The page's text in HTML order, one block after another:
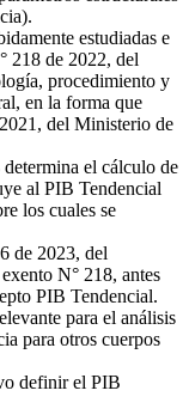
estudiadas e
218 de 2022, del
procedimiento y
en la forma que
del Ministerio de
el cálculo de
al PIB Tendencial
los cuales se
de 2023, del
N° 218, antes
PIB Tendencial.
para el análisis
para otros cuerpos
definir el PIB